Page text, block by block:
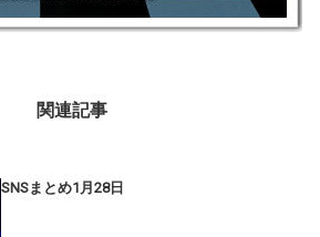
関連記事
SNSまとめ1月28日